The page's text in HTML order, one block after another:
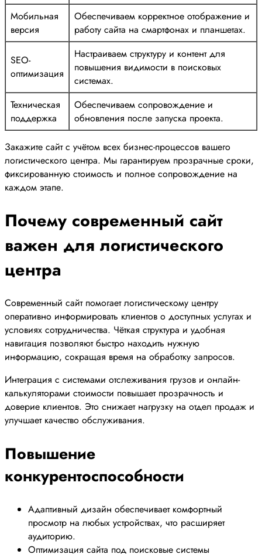
Мобильная
версия
Обеспечиваем корректное отображение и
работу сайта на смартфонах и планшетах.
SEO-
оптимизация
Настраиваем структуру и контент для
повышения видимости в поисковых
системах.
Техническая
поддержка
Обеспечиваем сопровождение и
обновления после запуска проекта.
Закажите сайт с учётом всех бизнес-процессов вашего
логистического центра. Мы гарантируем прозрачные сроки,
фиксированную стоимость и полное сопровождение на
каждом этапе.
Почему современный сайт
важен для логистического
центра
Современный сайт помогает логистическому центру
оперативно информировать клиентов о доступных услугах и
условиях сотрудничества. Чёткая структура и удобная
навигация позволяют быстро находить нужную
информацию, сокращая время на обработку запросов.
Интеграция с системами отслеживания грузов и онлайн-
калькуляторами стоимости повышает прозрачность и
доверие клиентов. Это снижает нагрузку на отдел продаж и
улучшает качество обслуживания.
Повышение
конкурентоспособности
Адаптивный дизайн обеспечивает комфортный
просмотр на любых устройствах, что расширяет
аудиторию.
Оптимизация сайта под поисковые системы